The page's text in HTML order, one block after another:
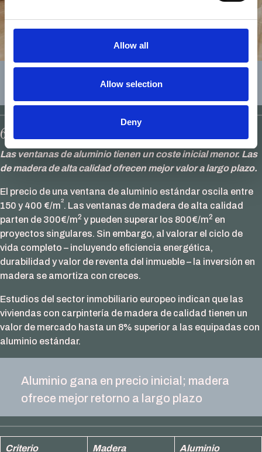
Allow all
Allow selection
Deny
Empate en durabilidad; madera tiene
ventaja en capacidad de restauración
6. PRECIO
Las ventanas de aluminio tienen un coste inicial menor. Las
de madera de alta calidad ofrecen mejor valor a largo plazo.
El precio de una ventana de aluminio estándar oscila entre
150 y 400 €/m2. Las ventanas de madera de alta calidad
parten de 300€/m2 y pueden superar los 800€/m2 en
proyectos singulares. Sin embargo, al valorar el ciclo de
vida completo – incluyendo eficiencia energética,
durabilidad y valor de reventa del inmueble – la inversión en
madera se amortiza con creces.
Estudios del sector inmobiliario europeo indican que las
viviendas con carpintería de madera de calidad tienen un
valor de mercado hasta un 8% superior a las equipadas con
aluminio estándar.
Aluminio gana en precio inicial; madera
ofrece mejor retorno a largo plazo
Criterio Madera Aluminio